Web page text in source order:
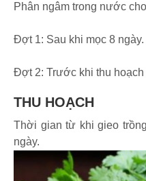
Phân ngâm trong nước
Đợt 1: Sau khi mọc 8 ngày.
Đợt 2: Trước khi thu hoạch
THU HOẠCH
Thời gian từ khi gieo
ngày.